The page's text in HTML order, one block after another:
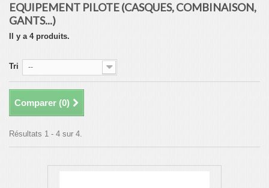
EQUIPEMENT PILOTE (CASQUES, COMBINAISON,
GANTS...)
Il y a 4 produits.
Tri --
Comparer (0)
Résultats 1 - 4 sur 4.